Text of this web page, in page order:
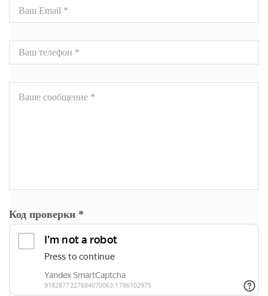
Код проверки *